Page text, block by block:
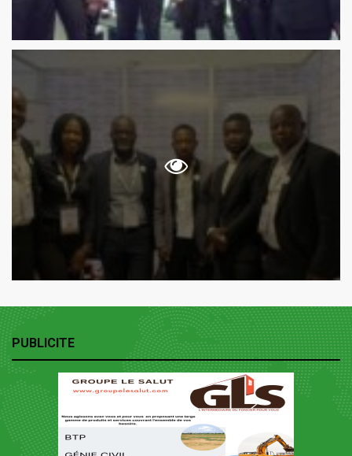
PUBLICITE